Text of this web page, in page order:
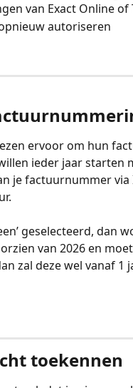
van Exact Online of
autoriseren
ervoor om hun
ieder jaar starten
je factuurnummer via
geselecteerd, dan
van 2026 en
zal deze wel vanaf
toekennen